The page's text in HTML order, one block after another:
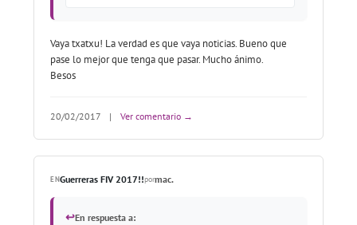
Vaya txatxu! La verdad es que vaya noticias. Bueno que
pase lo mejor que tenga que pasar. Mucho ánimo.
Besos
20/02/2017 | Ver comentario →
ENGuerreras FIV 2017!!pormac.
↩En respuesta a: